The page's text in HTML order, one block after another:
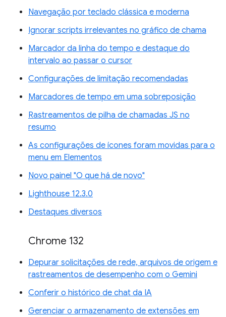
Navegação por teclado clássica e moderna
Ignorar scripts irrelevantes no gráfico de chama
Marcador da linha do tempo e destaque do
intervalo ao passar o cursor
Configurações de limitação recomendadas
Marcadores de tempo em uma sobreposição
Rastreamentos de pilha de chamadas JS no
resumo
As configurações de ícones foram movidas para o
menu em Elementos
Novo painel "O que há de novo"
Lighthouse 12.3.0
Destaques diversos
Chrome 132
Depurar solicitações de rede, arquivos de origem e
rastreamentos de desempenho com o Gemini
Conferir o histórico de chat da IA
Gerenciar o armazenamento de extensões em